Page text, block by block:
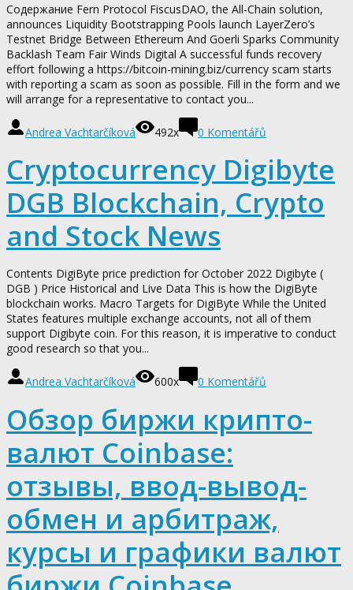
Содержание Fern Protocol FiscusDAO, the All-Chain solution,
announces Liquidity Bootstrapping Pools launch LayerZero’s
Testnet Bridge Between Ethereum And Goerli Sparks Community
Backlash Team Fair Winds Digital A successful funds recovery
effort following a https://bitcoin-mining.biz/currency scam starts
with reporting a scam as soon as possible. Fill in the form and we
will arrange for a representative to contact you...
Andrea Vachtarčíková 492x 0 Komentářů
Cryptocurrency Digibyte
DGB Blockchain, Crypto
and Stock News
Contents DigiByte price prediction for October 2022 Digibyte (
DGB ) Price Historical and Live Data This is how the DigiByte
blockchain works. Macro Targets for DigiByte While the United
States features multiple exchange accounts, not all of them
support Digibyte coin. For this reason, it is imperative to conduct
good research so that you...
Andrea Vachtarčíková 600x 0 Komentářů
Обзор биржи крипто-
валют Coinbase:
отзывы, ввод-вывод-
обмен и арбитраж,
курсы и графики валют